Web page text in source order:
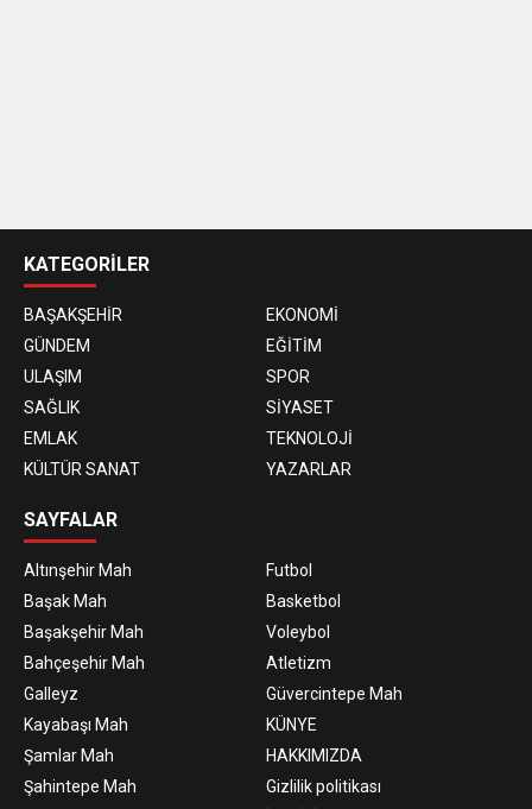
KATEGORİLER
BAŞAKŞEHİR
EKONOMİ
GÜNDEM
EĞİTİM
ULAŞIM
SPOR
SAĞLIK
SİYASET
EMLAK
TEKNOLOJİ
KÜLTÜR SANAT
YAZARLAR
SAYFALAR
Altınşehir Mah
Futbol
Başak Mah
Basketbol
Başakşehir Mah
Voleybol
Bahçeşehir Mah
Atletizm
Galleyz
Güvercintepe Mah
Kayabaşı Mah
KÜNYE
Şamlar Mah
HAKKIMIZDA
Şahintepe Mah
Gizlilik politikası